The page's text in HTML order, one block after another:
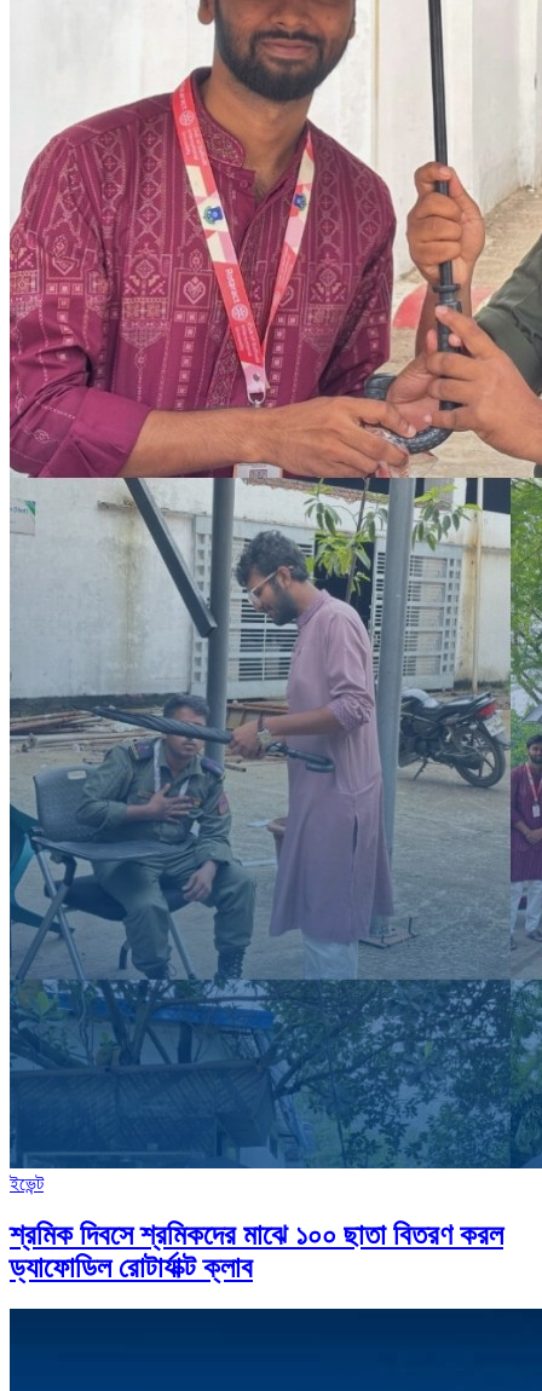
ইভেন্ট
শ্রমিক দিবসে শ্রমিকদের মাঝে ১০০ ছাতা বিতরণ করল
ড্যাফোডিল রোটার্যাক্ট ক্লাব